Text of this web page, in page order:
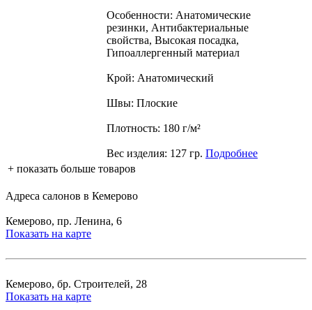
Особенности: Анатомические
резинки, Антибактериальные
свойства, Высокая посадка,
Гипоаллергенный материал
Крой: Анатомический
Швы: Плоские
Плотность: 180 г/м²
Вес изделия: 127 гр. Подробнее
+ показать больше товаров
Адреса салонов в Кемерово
Кемерово, пр. Ленина, 6
Показать на карте
Кемерово, бр. Строителей, 28
Показать на карте